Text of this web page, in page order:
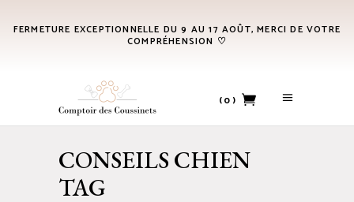
FERMETURE EXCEPTIONNELLE DU 9 AU 17 AOÛT, MERCI DE VOTRE
COMPRÉHENSION ♡
(0)
No products in the cart.
CONSEILS CHIEN
TAG